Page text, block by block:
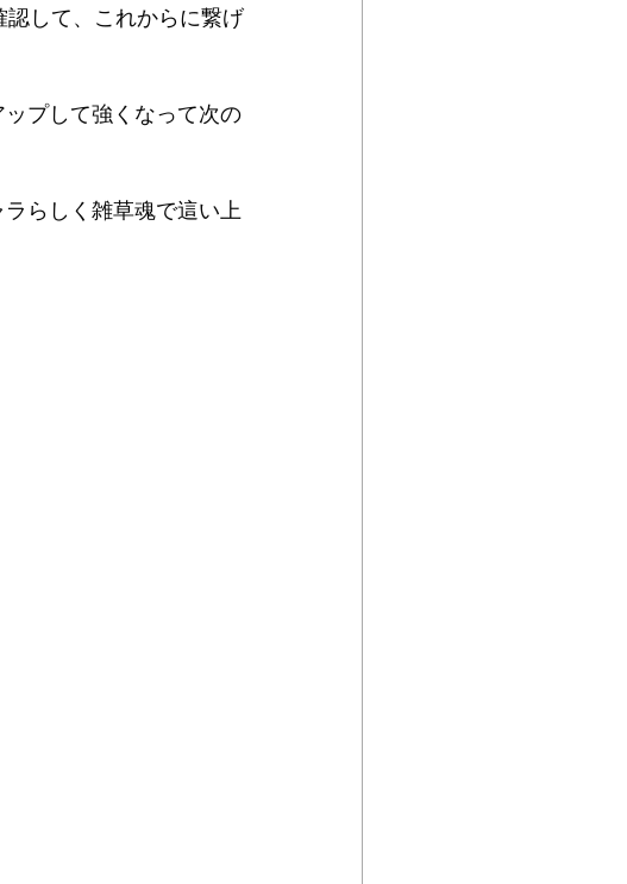
して、これからに繋げ
プして強くなって次の
らしく雑草魂で這い上